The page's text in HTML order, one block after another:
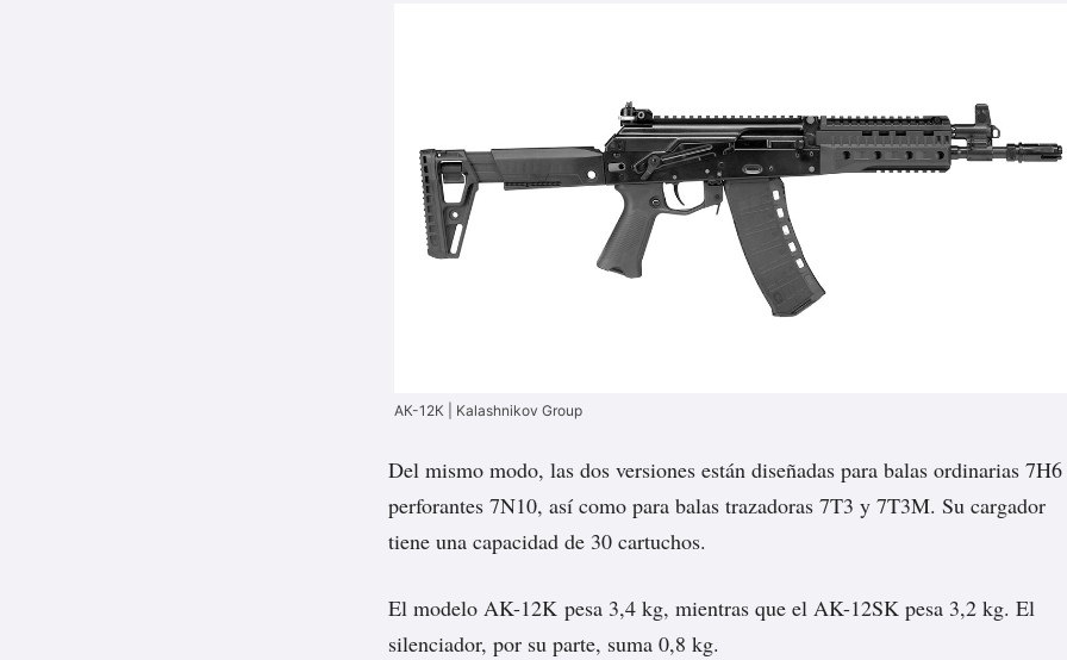
АК-12К | Kalashnikov Group
Del mismo modo, las dos versiones están diseñadas para balas ordinarias
perforantes 7N10, así como para balas trazadoras 7T3 y 7T3M. Su cargador
tiene una capacidad de 30 cartuchos.
El modelo AK-12K pesa 3,4 kg, mientras que el AK-12SK pesa 3,2 kg. El
silenciador, por su parte, suma 0,8 kg.